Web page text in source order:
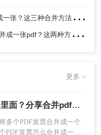
者需要在没有安装
pdf/
上
一篇：怎样把2张电子发票合并成一张？这三种合并方法学习一下!
下
一篇：怎样把2张pdf电子发票合并成一张pdf？这两种方法很实用！
更多 >
两个pdf发票怎么合并成一个里面？分享合并pdf的二个方法！
多个PDF发票合并成一个
PDF发票怎么合并成一个